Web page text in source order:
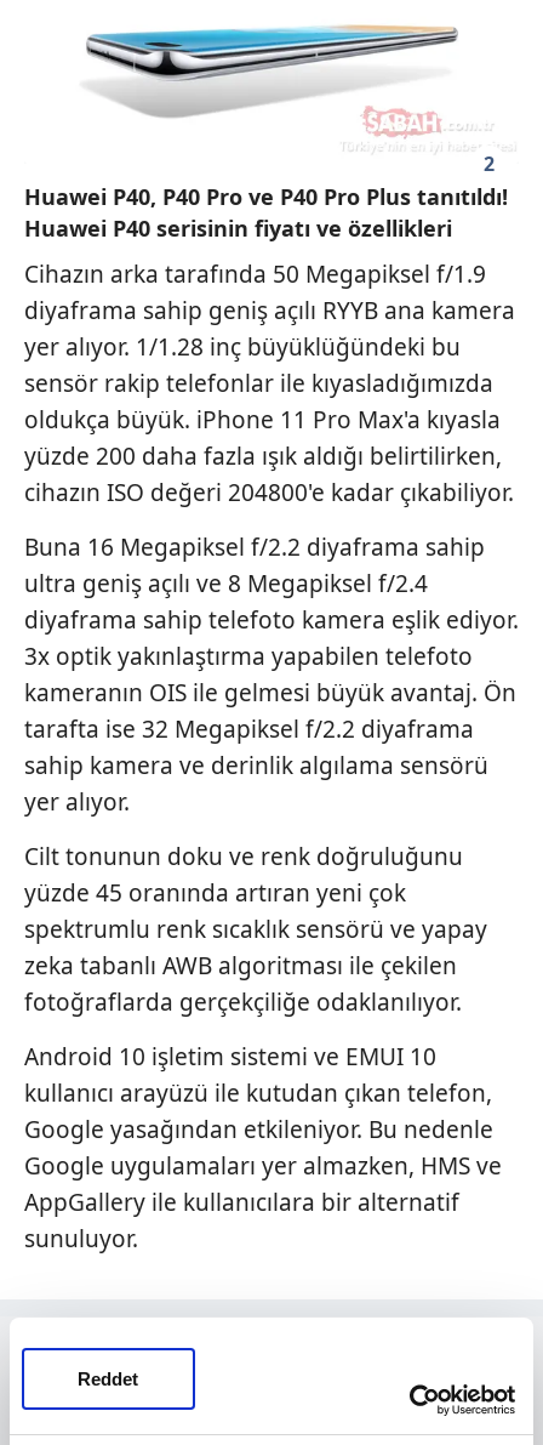
Reddet
2
Huawei P40, P40 Pro ve P40 Pro Plus tanıtıldı!
Huawei P40 serisinin fiyatı ve özellikleri
Cihazın arka tarafında 50 Megapiksel f/1.9
diyaframa sahip geniş açılı RYYB ana kamera
yer alıyor. 1/1.28 inç büyüklüğündeki bu
sensör rakip telefonlar ile kıyasladığımızda
oldukça büyük. iPhone 11 Pro Max'a kıyasla
yüzde 200 daha fazla ışık aldığı belirtilirken,
cihazın ISO değeri 204800'e kadar çıkabiliyor.
Buna 16 Megapiksel f/2.2 diyaframa sahip
ultra geniş açılı ve 8 Megapiksel f/2.4
diyaframa sahip telefoto kamera eşlik ediyor.
3x optik yakınlaştırma yapabilen telefoto
kameranın OIS ile gelmesi büyük avantaj. Ön
tarafta ise 32 Megapiksel f/2.2 diyaframa
sahip kamera ve derinlik algılama sensörü
yer alıyor.
Cilt tonunun doku ve renk doğruluğunu
yüzde 45 oranında artıran yeni çok
spektrumlu renk sıcaklık sensörü ve yapay
zeka tabanlı AWB algoritması ile çekilen
fotoğraflarda gerçekçiliğe odaklanılıyor.
Android 10 işletim sistemi ve EMUI 10
kullanıcı arayüzü ile kutudan çıkan telefon,
Google yasağından etkileniyor. Bu nedenle
Google uygulamaları yer almazken, HMS ve
AppGallery ile kullanıcılara bir alternatif
sunuluyor.